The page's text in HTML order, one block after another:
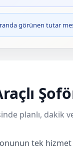
görünen tutar
planlı, dakik
tek